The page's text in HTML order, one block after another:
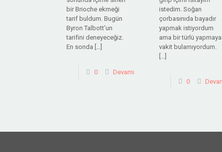
bir Brioche ekmeği
tarif buldum. Bugün
Byron Talbott’un
tarifini deneyeceğiz.
En sonda […]
0 Devamı
istedim. Soğan
çorbasınıda bayadır
yapmak istiyordum
ama bir türlü yapmaya
vakit bulamıyordum.
[…]
0